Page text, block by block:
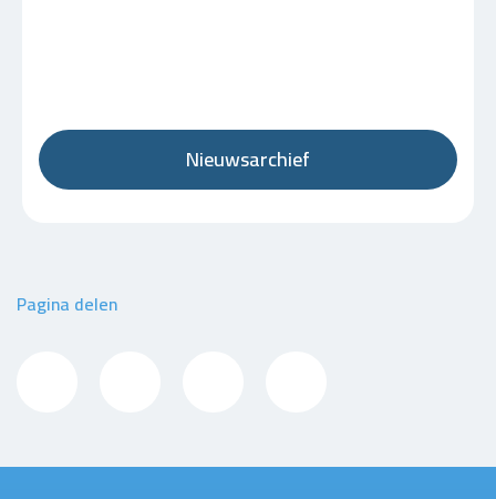
Nieuwsarchief
Pagina delen